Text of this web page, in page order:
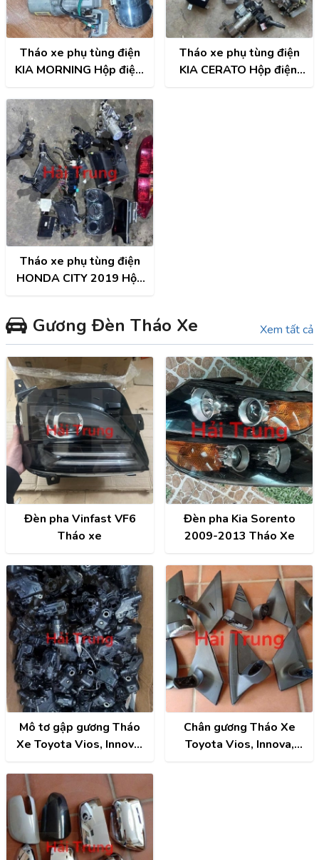
Tháo xe phụ tùng điện
KIA MORNING Hộp điện,
Đồng hồ, Công tắc điều
hòa, Màn hình, ECU,
ABS,...
Tháo xe phụ tùng điện
KIA CERATO Hộp điện,
Tháo xe phụ tùng điện
HONDA CITY 2019 Hộp
điều hòa, Màn hình, ECU,
ABS,...
Gương Đèn Tháo Xe Xem tất cả
Đèn pha Vinfast VF6
Tháo xe
Đèn pha Kia Sorento
2009-2013 Tháo Xe
Mô tơ gập gương Tháo
Xe Toyota Vios, Innova,
Hilux, Hiace,..
Chân gương Tháo Xe
Toyota Vios, Innova,